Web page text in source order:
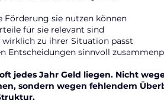
Förderung sie nutzen können
für sie relevant sind
wirklich zu ihrer Situation passt
Entscheidungen sinnvoll
jedes Jahr Geld liegen. Nicht
sondern wegen fehlendem